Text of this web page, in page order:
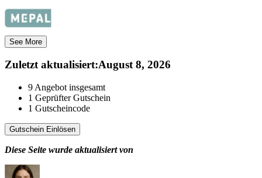
See More
Zuletzt aktualisiert:August 8, 2026
9 Angebot insgesamt
1 Geprüfter Gutschein
1 Gutscheincode
Gutschein Einlösen
Diese Seite wurde aktualisiert von